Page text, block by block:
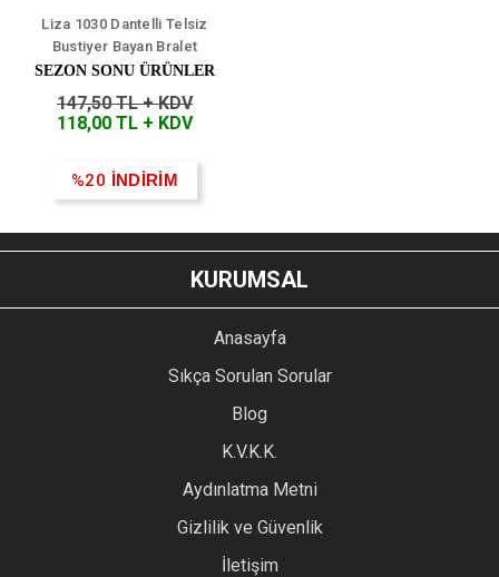
Liza 1030 Dantelli Telsiz
Bustiyer Bayan Bralet
Sütyen
SEZON SONU ÜRÜNLER
147,50 TL + KDV
118,00 TL + KDV
%20 İNDİRİM
KURUMSAL
Anasayfa
Sıkça Sorulan Sorular
Blog
K.V.K.K.
Aydınlatma Metni
Gizlilik ve Güvenlik
İletişim